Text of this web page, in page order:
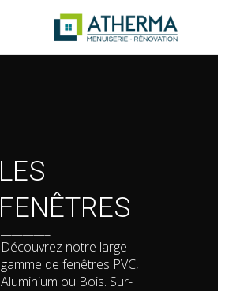
LES
FENÊTRES
Découvrez notre large
gamme de fenêtres PVC,
Aluminium ou Bois. Sur-